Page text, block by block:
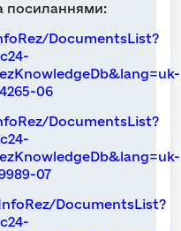
посиланнями:
DocumentsList?
06
DocumentsList?
07
DocumentsList?